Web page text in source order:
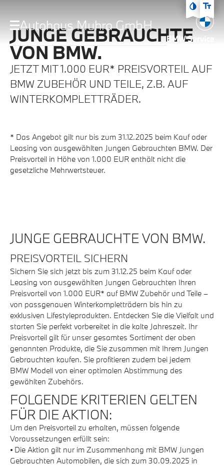
Zum Hauptmenü
Zum Inhalt
Zur Fußzeile
Autohaus Muhra GmbH
JUNGE GEBRAUCHTE
VON BMW.
JETZT MIT 1.000 EUR* PREISVORTEIL AUF
BMW ZUBEHÖR UND TEILE, Z.B. AUF
WINTERKOMPLETTRÄDER.
* Das Angebot gilt nur bis zum 31.12.2025 beim Kauf oder
Leasing von ausgewählten Jungen Gebrauchten BMW. Der
Preisvorteil in Höhe von 1.000 EUR enthält nicht die
gesetzliche Mehrwertsteuer.
JUNGE GEBRAUCHTE VON BMW.
PREISVORTEIL SICHERN
Sichern Sie sich jetzt bis zum 31.12.25 beim Kauf oder
Leasing von ausgewählten Jungen Gebrauchten Ihren
Preisvorteil von 1.000 EUR* auf BMW Zubehör und Teile –
von passgenauen Winterkompletträdern bis hin zu
exklusiven Lifestyleprodukten. Entdecken Sie die Vielfalt und
starten Sie perfekt vorbereitet in die kalte Jahreszeit. Ihr
Preisvorteil gilt für unser gesamtes Sortiment der oben
genannten Produkte, die Sie zusammen mit Ihrem Jungen
Gebrauchten kaufen. Sie profitieren zudem bei jedem
BMW Modell von einer optimalen Abstimmung des
gewählten Zubehörs.
FOLGENDE KRITERIEN GELTEN
FÜR DIE AKTION:
Um den Preisvorteil zu erhalten, müssen folgende
Voraussetzungen erfüllt sein:
⦁ Die Aktion gilt nur im Zusammenhang mit BMW Jungen
Gebrauchten Automobilen, die sich zum 30.09.2025 in